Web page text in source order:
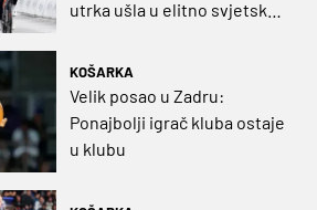
utrka ušla u elitno svjetsko
KOŠARKA
Velik posao u Zadru:
Ponajbolji igrač kluba ostaje
u klubu